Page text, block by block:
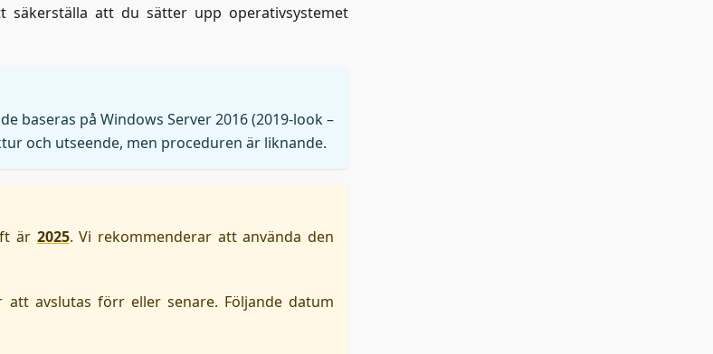
att du sätter upp operativsystemet
baseras på Windows Server 2016 (2019-look –
och utseende, men proceduren är liknande.
är 2025. Vi rekommenderar att använda den
avslutas förr eller senare. Följande datum